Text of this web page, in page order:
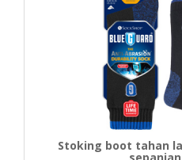
Stoking boot tahan